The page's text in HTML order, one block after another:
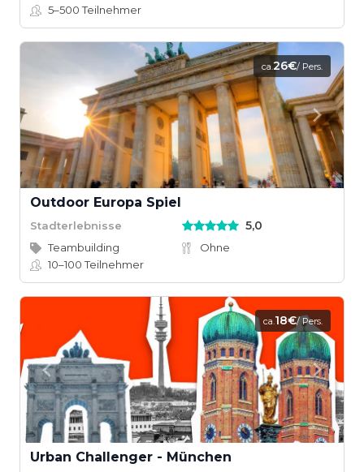
5–500Teilnehmer
ca.26€/ Pers.
Outdoor Europa Spiel
Stadterlebnisse 5,0
Teambuilding
Ohne
10–100Teilnehmer
ca.18€/ Pers.
Urban Challenger - München